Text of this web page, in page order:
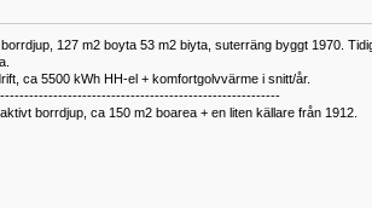
127 m2 boyta 53 m2 biyta, suterräng byggt 1970.
ca 5500 kWh HH-el + komfortgolvvärme i snitt/år.
borrdjup, ca 150 m2 boarea + en liten källare från 1912.